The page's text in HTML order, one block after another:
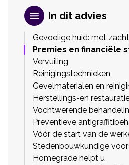
In dit advies
Gevoelige huid: met
Premies en financiële
Vervuiling
Reinigingstechnieken
Gevelmaterialen en
Herstellings-en
Vochtwerende
Preventieve
Vóór de start van de
Stedenbouwkundige
Homegrade helpt u